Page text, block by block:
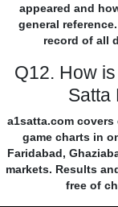
appeared and
general
record of all
Q12. How
Satta
a1satta.com
game charts in
Faridabad,
markets. Results
free of